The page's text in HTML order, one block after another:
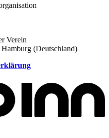
Verein
(Deutschland)